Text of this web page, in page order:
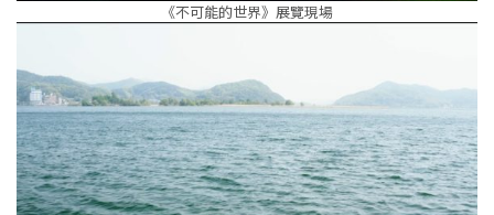
《不可能的世界》展覽現場